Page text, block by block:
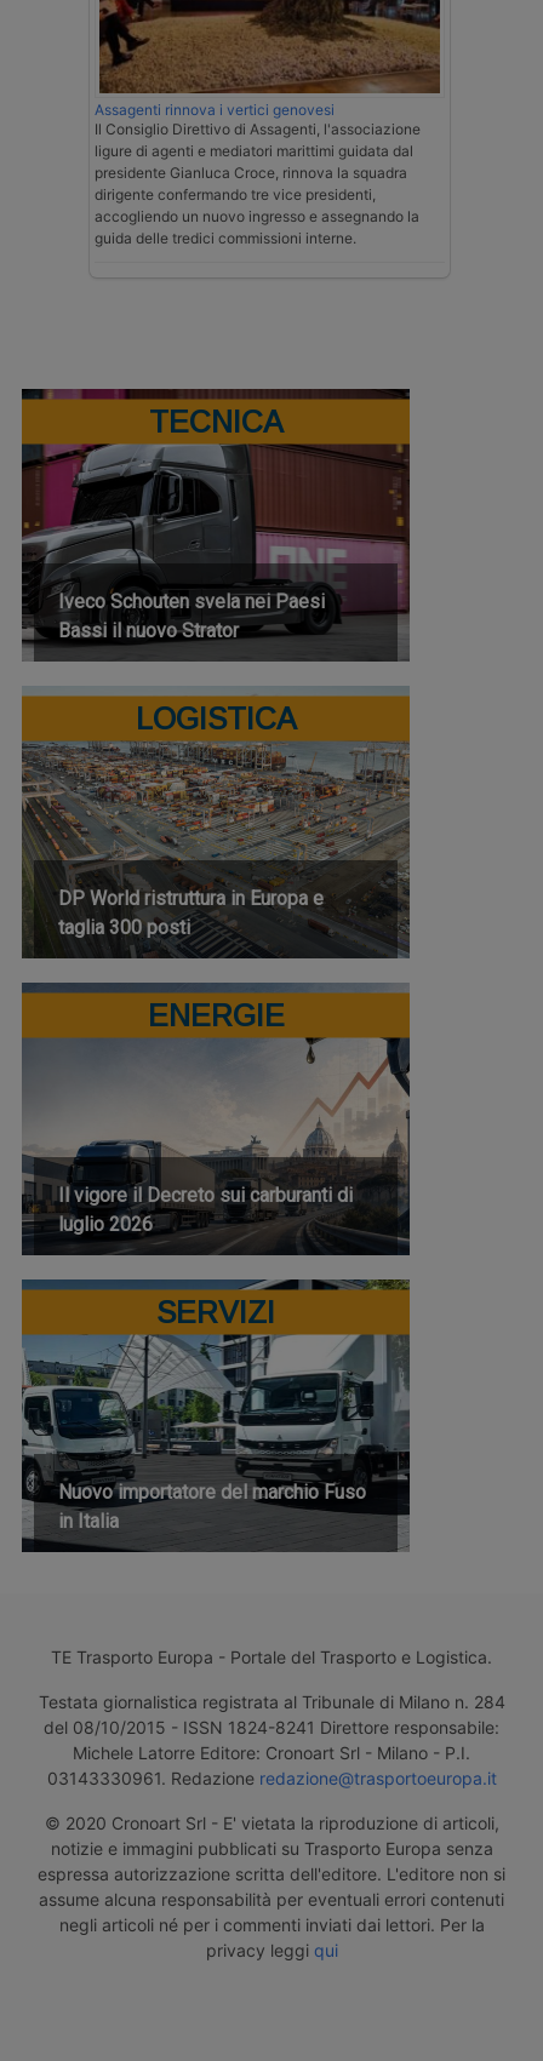
Assagenti rinnova i vertici genovesi
Il Consiglio Direttivo di Assagenti, l'associazione
ligure di agenti e mediatori marittimi guidata dal
presidente Gianluca Croce, rinnova la squadra
dirigente confermando tre vice presidenti,
accogliendo un nuovo ingresso e assegnando la
guida delle tredici commissioni interne.
TECNICA
Iveco Schouten svela nei Paesi
Bassi il nuovo Strator
LOGISTICA
DP World ristruttura in Europa e
taglia 300 posti
ENERGIE
Il vigore il Decreto sui carburanti di
luglio 2026
SERVIZI
Nuovo importatore del marchio Fuso
in Italia
TE Trasporto Europa - Portale del Trasporto e Logistica.
Testata giornalistica registrata al Tribunale di Milano n. 284
del 08/10/2015 - ISSN 1824-8241 Direttore responsabile:
Michele Latorre Editore: Cronoart Srl - Milano - P.I.
03143330961. Redazione redazione@trasportoeuropa.it
© 2020 Cronoart Srl - E' vietata la riproduzione di articoli,
notizie e immagini pubblicati su Trasporto Europa senza
espressa autorizzazione scritta dell'editore. L'editore non si
assume alcuna responsabilità per eventuali errori contenuti
negli articoli né per i commenti inviati dai lettori. Per la
privacy leggi qui